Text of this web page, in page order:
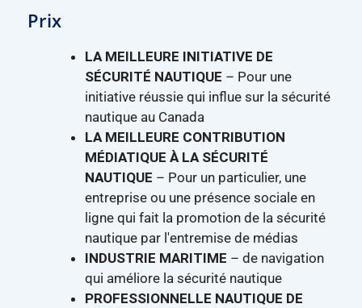
Prix
LA MEILLEURE INITIATIVE DE
SÉCURITÉ NAUTIQUE – Pour une
initiative réussie qui influe sur la sécurité
nautique au Canada
LA MEILLEURE CONTRIBUTION
MÉDIATIQUE À LA SÉCURITÉ
NAUTIQUE – Pour un particulier, une
entreprise ou une présence sociale en
ligne qui fait la promotion de la sécurité
nautique par l'entremise de médias
INDUSTRIE MARITIME – de navigation
qui améliore la sécurité nautique
PROFESSIONNELLE NAUTIQUE DE